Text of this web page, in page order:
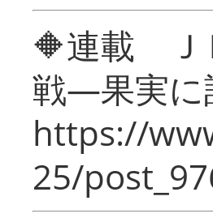
🔶連載 Ｊ
戦―果実
https://
25/